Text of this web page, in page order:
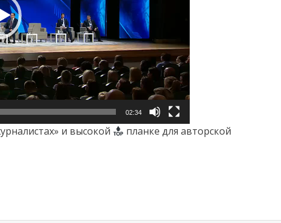
02:34
и высокой
планке для авторской